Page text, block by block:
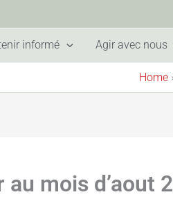
informé Agir avec nous
Home
mois d’aout